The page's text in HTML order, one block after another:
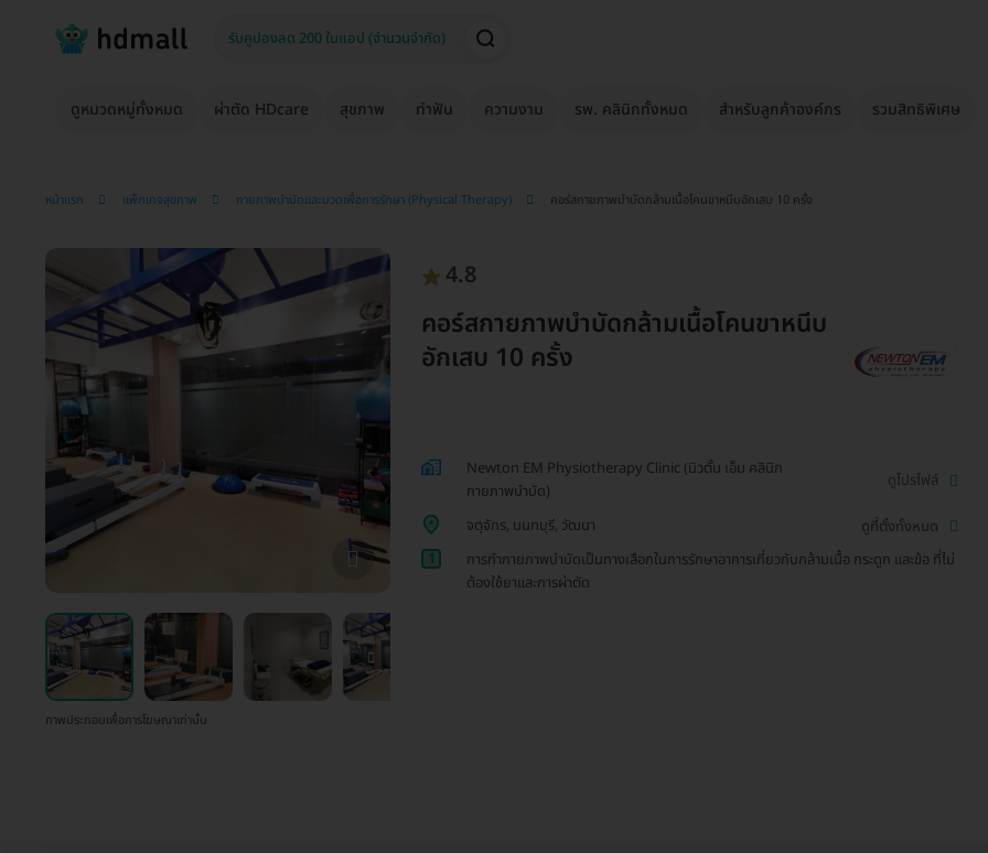
ดูหมวดหมู่ทั้งหมด ผ่าตัด HDcare สุขภาพ ทำฟัน ความงาม รพ. คลินิกทั้งหมด สำหรับลูกค้าองค์กร รวมสิทธิพิเศษ
หน้าแรก แพ็กเกจสุขภาพ กายภาพบำบัดและนวดเพื่อการรักษา (Physical Therapy) คอร์สกายภาพบำบัดกล้ามเนื้อโคนขาหนีบอักเสบ 10 ครั้ง
ภาพประกอบเพื่อการโฆษณาเท่านั้น
4.8
คอร์สกายภาพบำบัดกล้ามเนื้อโคนขาหนีบ
อักเสบ 10 ครั้ง
Newton EM Physiotherapy Clinic (นิวตั้น เอ็ม คลินิก
กายภาพบำบัด)
ดูโปรไฟล์
จตุจักร, นนทบุรี, วัฒนา
ดูที่ตั้งทั้งหมด
1
การทำกายภาพบำบัดเป็นทางเลือกในการรักษาอาการเกี่ยวกับกล้ามเนื้อ กระดูก และข้อ ที่ไม่
ต้องใช้ยาและการผ่าตัด